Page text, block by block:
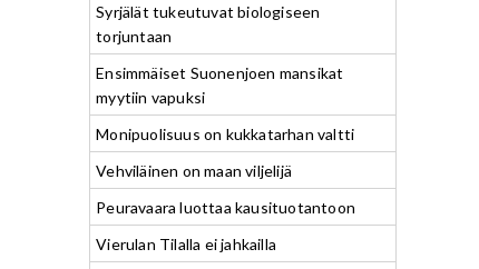
Syrjälät tukeutuvat biologiseen
torjuntaan
Ensimmäiset Suonenjoen mansikat
myytiin vapuksi
Monipuolisuus on kukkatarhan valtti
Vehviläinen on maan viljelijä
Peuravaara luottaa kausituotantoon
Vierulan Tilalla ei jahkailla